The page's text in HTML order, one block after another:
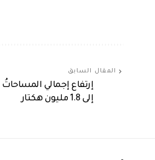
المقال السابق
إلى 1.8 مليون هكتار